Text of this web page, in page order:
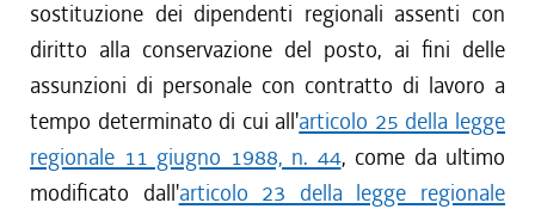
sostituzione dei dipendenti regionali assenti con
diritto alla conservazione del posto, ai fini delle
assunzioni di personale con contratto di lavoro a
tempo determinato di cui all'articolo 25 della legge
regionale 11 giugno 1988, n. 44, come da ultimo
modificato dall'articolo 23 della legge regionale